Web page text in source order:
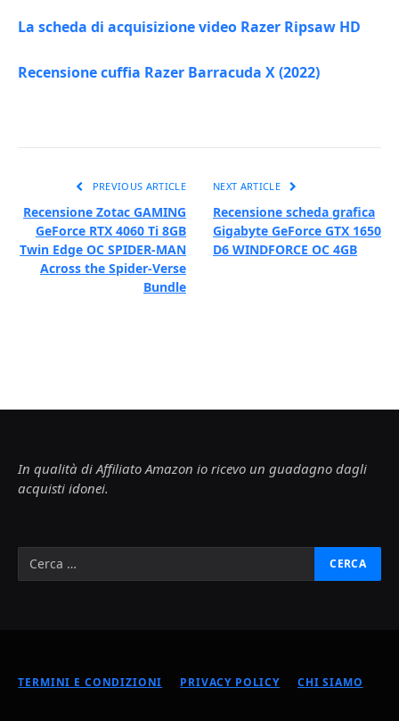
La scheda di acquisizione video Razer Ripsaw HD
Recensione cuffia Razer Barracuda X (2022)
PREVIOUS ARTICLE
Recensione Zotac GAMING
GeForce RTX 4060 Ti 8GB
Twin Edge OC SPIDER-MAN
Across the Spider-Verse
Bundle
NEXT ARTICLE
Recensione scheda grafica
Gigabyte GeForce GTX 1650
D6 WINDFORCE OC 4GB
In qualità di Affiliato Amazon io ricevo un guadagno dagli
acquisti idonei.
TERMINI E CONDIZIONI PRIVACY POLICY CHI SIAMO